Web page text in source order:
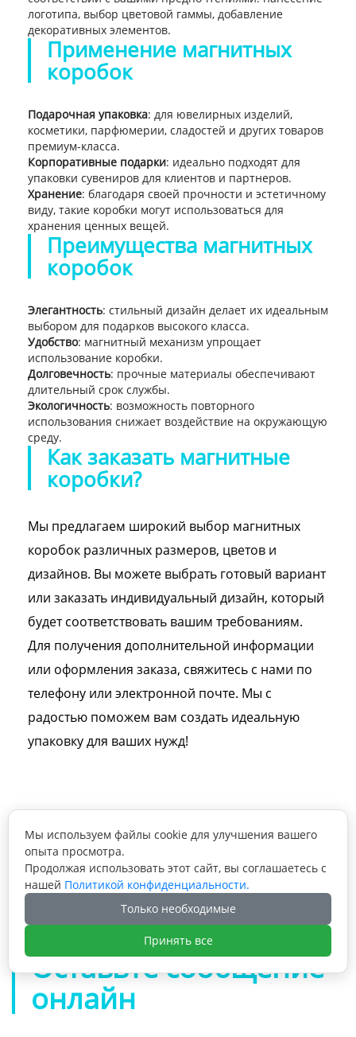
логотипа, выбор цветовой гаммы, добавление
декоративных элементов.
Применение магнитных
коробок
Подарочная упаковка: для ювелирных изделий,
косметики, парфюмерии, сладостей и других товаров
премиум-класса.
Корпоративные подарки: идеально подходят для
упаковки сувениров для клиентов и партнеров.
Хранение: благодаря своей прочности и эстетичному
виду, такие коробки могут использоваться для
хранения ценных вещей.
Преимущества магнитных
коробок
Элегантность: стильный дизайн делает их идеальным
выбором для подарков высокого класса.
Удобство: магнитный механизм упрощает
использование коробки.
Долговечность: прочные материалы обеспечивают
длительный срок службы.
Экологичность: возможность повторного
использования снижает воздействие на окружающую
среду.
Как заказать магнитные
коробки?
Мы предлагаем широкий выбор магнитных
коробок различных размеров, цветов и
дизайнов. Вы можете выбрать готовый вариант
или заказать индивидуальный дизайн, который
будет соответствовать вашим требованиям.
Для получения дополнительной информации
или оформления заказа, свяжитесь с нами по
телефону или электронной почте. Мы с
радостью поможем вам создать идеальную
упаковку для ваших нужд!

Предыдущая статья: Картонная коробка с
крышкой и дном с индивидуальным
логотипом, роскошная подарочная
бумажная упаковка для духов объемом 100
Следующая статья: Бесплатная разработка
индивидуального дизайна: картонная
упаковка из переработанного материала,
круглая трубка, цилиндрическая коробка

Оставьте сообщение
онлайн
Мы используем файлы cookie для улучшения вашего
опыта просмотра.
Продолжая использовать этот сайт, вы соглашаетесь с
нашей Политикой конфиденциальности.
Только необходимые
Принять все